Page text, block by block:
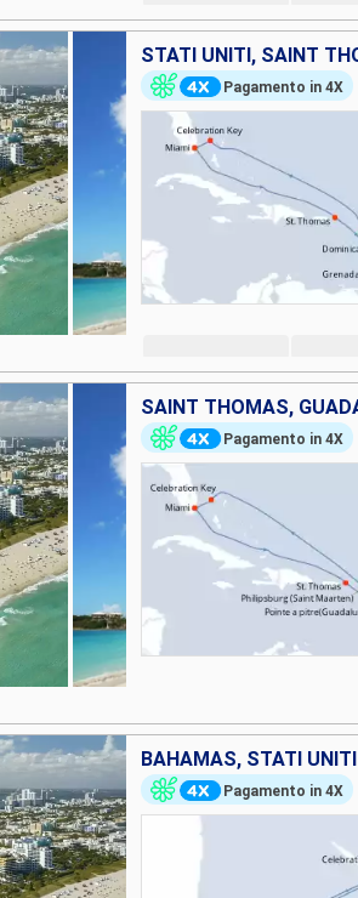
Pagamento in 4X
Pagamento in 4X
BAHAMAS, STATI UNITI
Pagamento in 4X